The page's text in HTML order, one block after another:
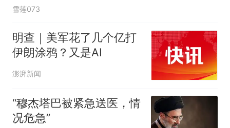
雪莲073
明查｜美军花了几个亿打
伊朗涂鸦？又是AI
澎湃新闻
“穆杰塔巴被紧急送医，情
况危急”